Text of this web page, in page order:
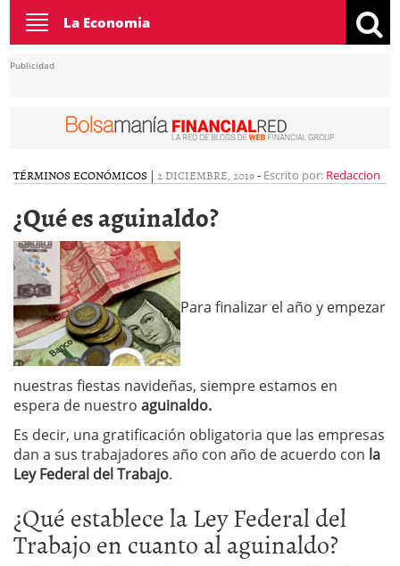
Toggle
navigation
La Economia
Publicidad
TÉRMINOS ECONÓMICOS | 2 DICIEMBRE, 2019- Escrito por: Redaccion
¿Qué es aguinaldo?
Para finalizar el año y empezar
nuestras fiestas navideñas, siempre estamos en
espera de nuestro aguinaldo.
Es decir, una gratificación obligatoria que las empresas
dan a sus trabajadores año con año de acuerdo con la
Ley Federal del Trabajo.
¿Qué establece la Ley Federal del
Trabajo en cuanto al aguinaldo?